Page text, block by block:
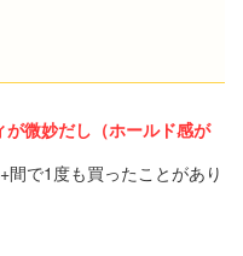
が微妙だし（ホールド感が
間で1度も買ったことがあり